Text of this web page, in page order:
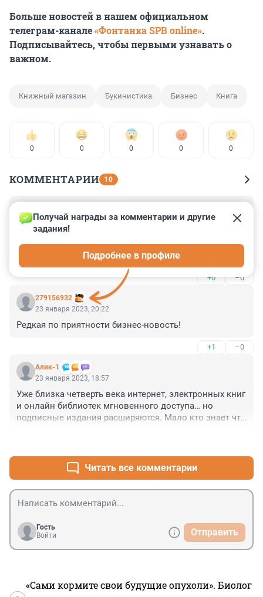
Больше новостей в нашем официальном
телеграм-канале«Фонтанка SPB online».
Подписывайтесь, чтобы первыми узнавать о
важном.
Книжный магазин Букинистика Бизнес Книга
0 0 0 0 0
КОММЕНТАРИИ 10
21 февраля 2023, 19:22
Какова судьба книг, выставленных на распродажу в
прежней "академке"? Как получить их обратно или
деньги за проданные книги?
+0 –0
279156932
Получай награды за комментарии и другие
задания!
Подробнее в профиле
23 января 2023, 20:22
Редкая по приятности бизнес-новость!
+1 –0
Алик-1
23 января 2023, 18:57
Уже близка четверть века интернет, электронных книг
и онлайн библиотек мгновенного доступа… но
подписные издания расширяются. Мало кто знает что
открытка, можно будет поехать выкупить
интересующую книгу. Так тогда жили. А с чего сегодня
живут бумажные книги - это загадка
Читать все комментарии
Гость
Войти
Отправить
«Сами кормите свои будущие опухоли». Биолог